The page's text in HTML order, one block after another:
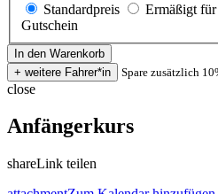
Standardpreis
Ermäßigt
Gutschein
Spare zusätzlich
close
Anfängerkurs
shareLink teilen